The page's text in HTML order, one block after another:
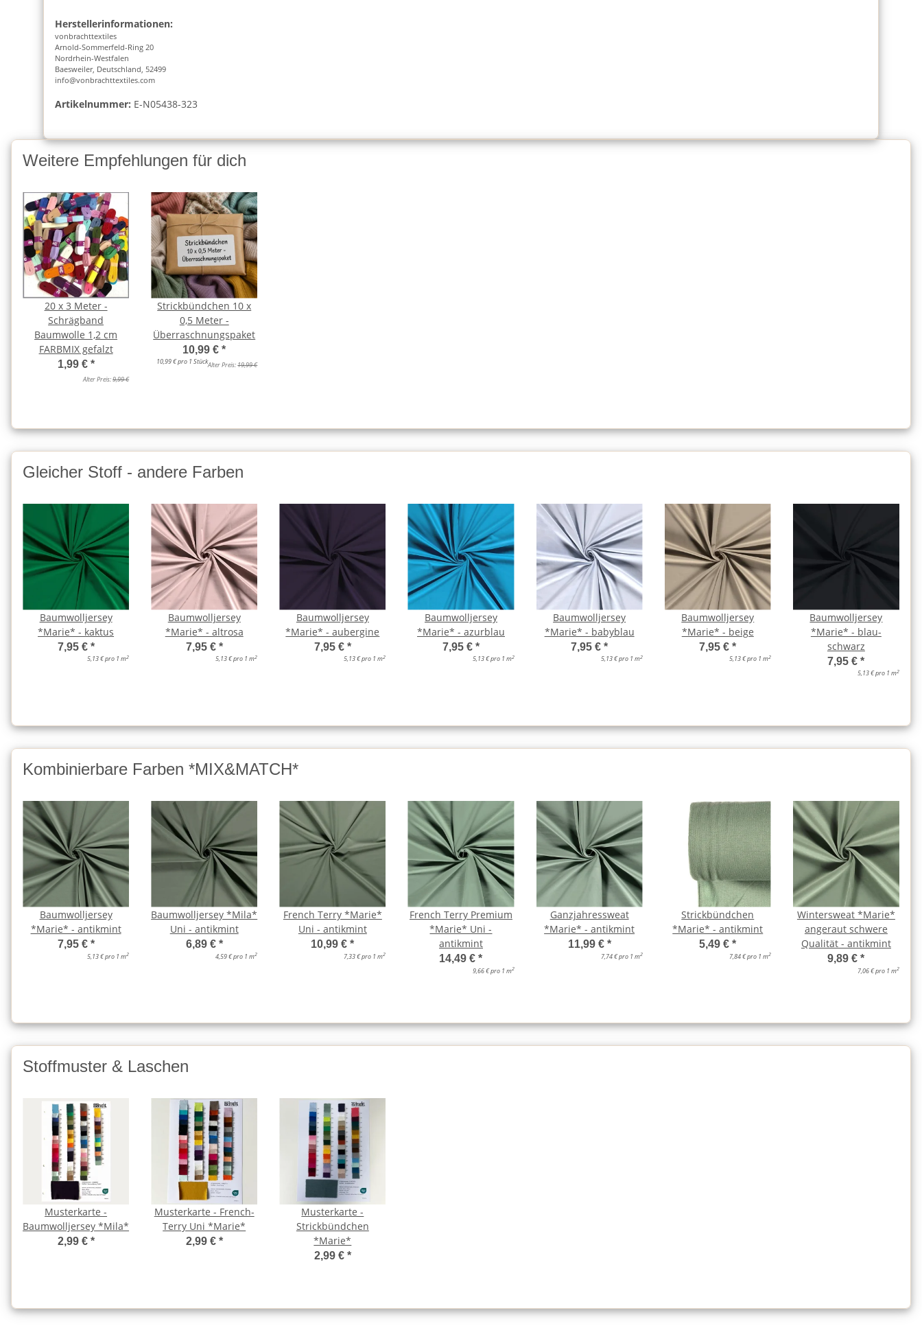
Herstellerinformationen:
vonbrachttextiles
Arnold-Sommerfeld-Ring 20
Nordrhein-Westfalen
Baesweiler, Deutschland, 52499
info@vonbrachttextiles.com
Artikelnummer: E-N05438-323
Weitere Empfehlungen für dich
20 x 3 Meter -
Schrägband
Baumwolle 1,2 cm
FARBMIX gefalzt
1,99 € *
Alter Preis:9,99 €
Strickbündchen 10 x
0,5 Meter -
Überraschnungspaket
10,99 €*
10,99 € pro 1 StückAlter Preis:19,99 €
Gleicher Stoff - andere Farben
Baumwolljersey
*Marie* - kaktus
7,95 € *
5,13 € pro 1 m2
Baumwolljersey
*Marie* - altrosa
7,95 € *
5,13 € pro 1 m2
Baumwolljersey
*Marie* - aubergine
7,95 € *
5,13 € pro 1 m2
Baumwolljersey
*Marie* - azurblau
7,95 € *
5,13 € pro 1 m2
Baumwolljersey
*Marie* - babyblau
7,95 €*
5,13 € pro 1 m2
Baumwolljersey
*Marie* - beige
7,95 €*
5,13 € pro 1 m2
Baumwolljersey
*Marie* - blau-
schwarz
7,95 €*
5,13 € pro 1 m2
Kombinierbare Farben *MIX&MATCH*
Baumwolljersey
*Marie* - antikmint
7,95 € *
5,13 € pro 1 m2
Baumwolljersey *Mila*
Uni - antikmint
6,89 € *
4,59 € pro 1 m2
French Terry *Marie*
Uni - antikmint
10,99 €*
7,33 € pro 1 m2
French Terry Premium
*Marie* Uni -
antikmint
14,49 €*
9,66 € pro 1 m2
Ganzjahressweat
*Marie* - antikmint
11,99 € *
7,74 € pro 1 m2
Strickbündchen
*Marie* - antikmint
5,49 €*
7,84 € pro 1 m2
Wintersweat *Marie*
angeraut schwere
Qualität - antikmint
9,89 €*
7,06 € pro 1 m2
Stoffmuster & Laschen
Musterkarte -
Baumwolljersey *Mila*
2,99 € *
Musterkarte - French-
Terry Uni *Marie*
2,99 € *
Musterkarte -
Strickbündchen
*Marie*
2,99 € *